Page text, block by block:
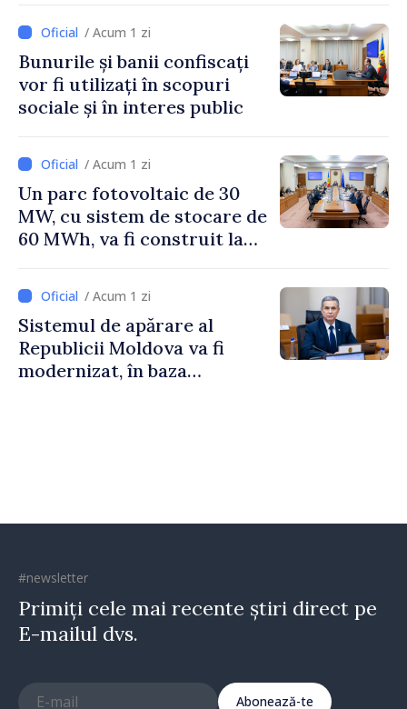
Irlandei de Nord, Fern
Horine / Acum 1 zi
Bunurile și banii confiscați
vor fi utilizați în scopuri
sociale și în interes public
/ Acum 1 zi
Un parc fotovoltaic de 30
MW, cu sistem de stocare de
60 MWh, va fi construit la
/ Acum 1 zi
Sistemul de apărare al
Republicii Moldova va fi
modernizat, în baza
#newsletter
Primiți cele mai recente știri direct pe
E-mailul dvs.
Abonează-te